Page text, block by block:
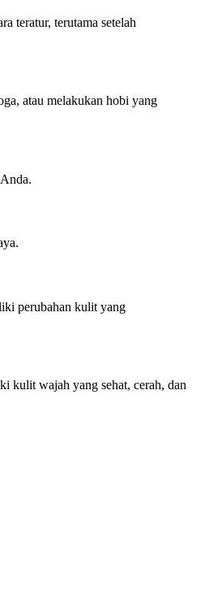
teratur, terutama setelah
atau melakukan hobi yang
perubahan kulit yang
kulit wajah yang sehat, cerah, dan